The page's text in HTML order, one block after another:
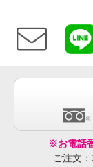
※お電話
ご注文